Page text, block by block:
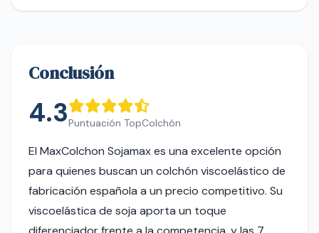
Conclusión
4.3Puntuación TopColchón
El MaxColchon Sojamax es una excelente opción
para quienes buscan un colchón viscoelástico de
fabricación española a un precio competitivo. Su
viscoelástica de soja aporta un toque